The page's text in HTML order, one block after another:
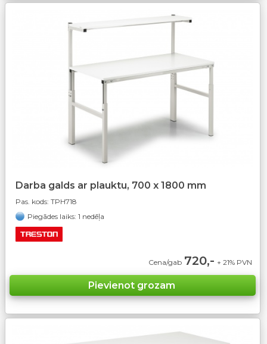
Darba galds ar plauktu, 700 x 1800 mm
Pas. kods: TPH718
Piegādes laiks: 1 nedēļa
Cena/gab 720,- + 21% PVN